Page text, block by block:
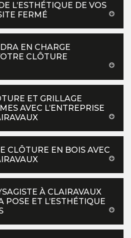
L’ESTHÉTIQUE DE VOS
FERMÉ
EN CHARGE
CLÔTURE
ET GRILLAGE
AVEC L’ENTREPRISE
CLÔTURE EN BOIS AVEC
À CLAIRAVAUX
POSE ET L’ESTHÉTIQUE